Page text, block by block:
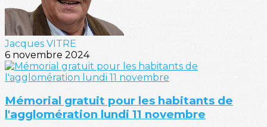
Jacques VITRE
6 novembre 2024
Mémorial gratuit pour les habitants de
l'agglomération lundi 11 novembre